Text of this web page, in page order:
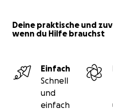
Deine praktische und
wenn du Hilfe brauchst
Einfach
Schnell
und
einfach